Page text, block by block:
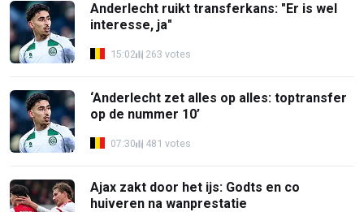
Anderlecht ruikt transferkans: "Er is wel
interesse, ja"
15:02 263 votes
‘Anderlecht zet alles op alles: toptransfer
op de nummer 10’
07:30 481 votes
Ajax zakt door het ijs: Godts en co
huiveren na wanprestatie